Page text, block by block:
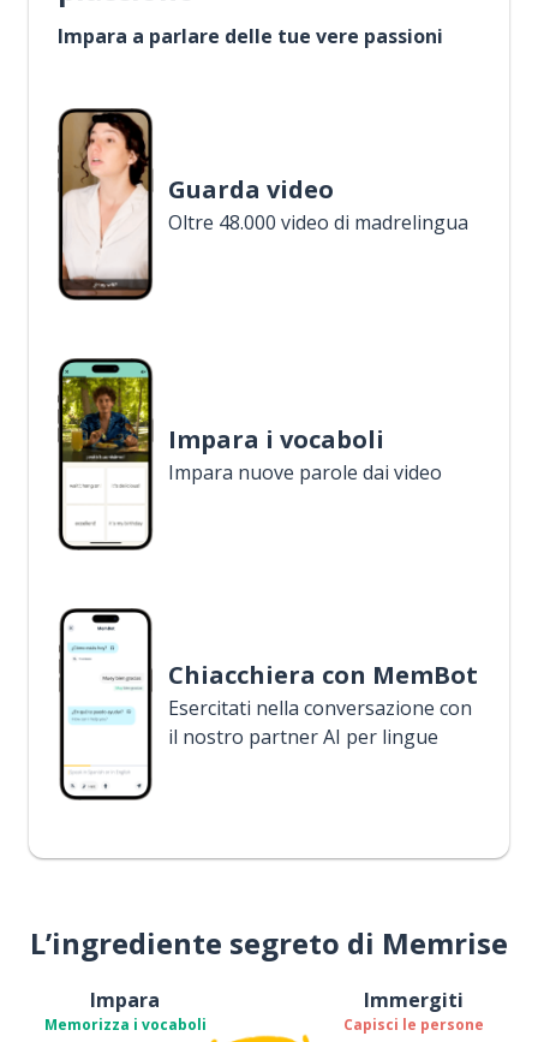
Impara a parlare delle tue vere passioni
Guarda video
Oltre 48.000 video di madrelingua
Impara i vocaboli
Impara nuove parole dai video
Chiacchiera con MemBot
Esercitati nella conversazione con
il nostro partner AI per lingue
L’ingrediente segreto di Memrise
Impara
Memorizza i vocaboli
Immergiti
Capisci le persone